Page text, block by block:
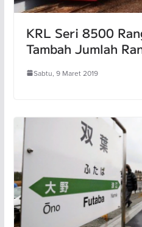
KRL Seri 8500
Tambah Jumlah
Sabtu, 9 Maret 2019